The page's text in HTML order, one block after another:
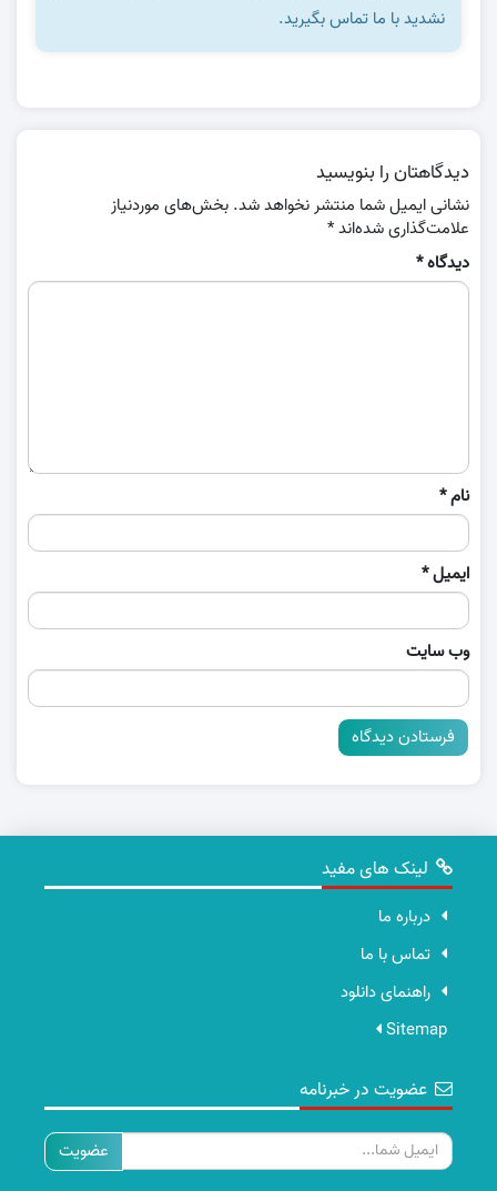
نشدید با ما تماس بگیرید.
دیدگاهتان را بنویسید
نشانی ایمیل شما منتشر نخواهد شد. بخش‌های موردنیاز
علامت‌گذاری شده‌اند*
دیدگاه*
نام*
ایمیل*
وب‌ سایت
لینک های مفید
درباره ما
تماس با ما
راهنمای دانلود
Sitemap
عضویت در خبرنامه
ایمیل